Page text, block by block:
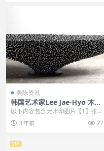
美陈资讯
韩国艺术家Lee Jae-Hyo 木球
艺术品 (16)
以下内容包含无水印图片【1】张
，开通会员无障碍浏览 开通VIP会
员 3 年前 27
VIP